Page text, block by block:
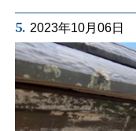
5. 2023年10月06日